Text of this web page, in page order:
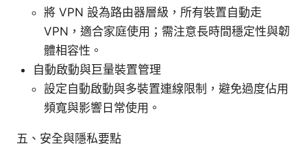
將 VPN 設為路由器層級，所有裝置自動走
VPN，適合家庭使用；需注意長時間穩定性與韌
體相容性。
自動啟動與巨量裝置管理
設定自動啟動與多裝置連線限制，避免過度佔用
頻寬與影響日常使用。
五、安全與隱私要點